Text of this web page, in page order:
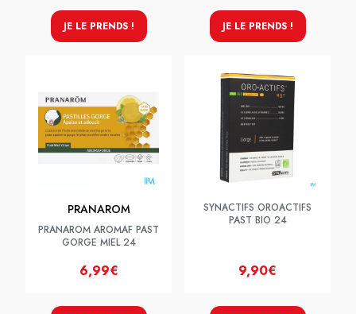
JE LE PRENDS ! JE LE PRENDS !
PRANAROM
PRANAROM AROMAF PAST
GORGE MIEL 24
6,99€
SYNACTIFS OROACTIFS
PAST BIO 24
9,90€